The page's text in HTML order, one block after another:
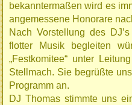
bekanntermaßen wird es
angemessene Honorare
Nach Vorstellung des
flotter Musik begleiten
„Festkomitee“ unter
Stellmach. Sie begrüßte
Programm an.
DJ Thomas stimmte uns